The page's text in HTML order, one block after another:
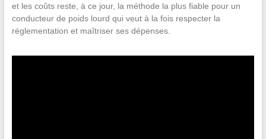
et les coûts reste, à ce jour, la méthode la plus fiable pour un
conducteur de poids lourd qui veut à la fois respecter la
réglementation et maîtriser ses dépenses.